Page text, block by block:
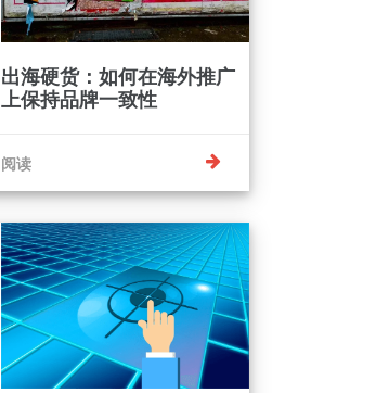
出海硬货：如何在海外推广
上保持品牌一致性
阅读